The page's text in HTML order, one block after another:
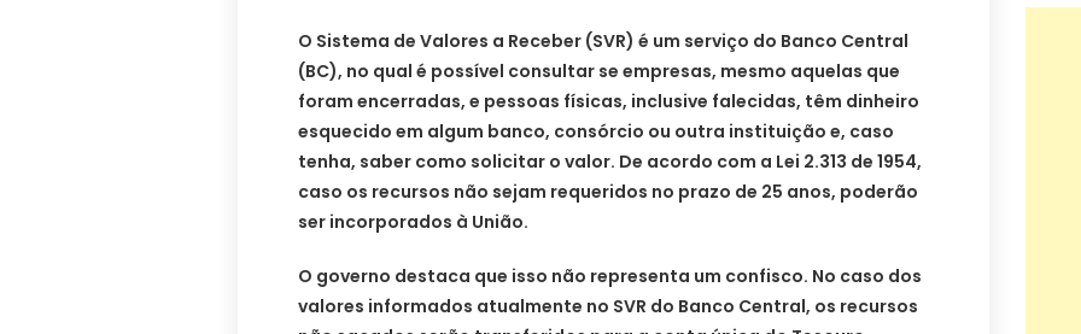
O Sistema de Valores a Receber (SVR) é um serviço do Banco Central
(BC), no qual é possível consultar se empresas, mesmo aquelas que
foram encerradas, e pessoas físicas, inclusive falecidas, têm dinheiro
esquecido em algum banco, consórcio ou outra instituição e, caso
tenha, saber como solicitar o valor. De acordo com a Lei 2.313 de 1954,
caso os recursos não sejam requeridos no prazo de 25 anos, poderão
ser incorporados à União.
O governo destaca que isso não representa um confisco. No caso dos
valores informados atualmente no SVR do Banco Central, os recursos